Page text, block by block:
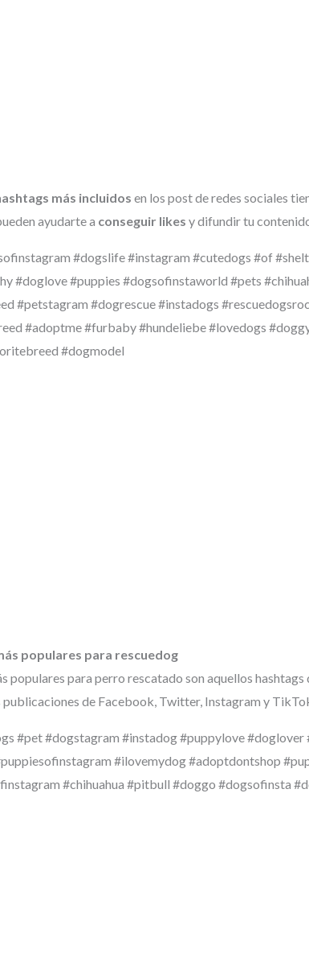
más incluidos en los post de redes sociales
ayudarte a conseguir likes y difundir tu
#dogslife #instagram #cutedogs #of
#doglove #puppies #dogsofinstaworld #pets
#petstagram #dogrescue #instadogs
#adoptme #furbaby #hundeliebe #lovedogs
#dogmodel
populares para rescuedog
populares para perro rescatado son aquellos hashtags
publicaciones de Facebook, Twitter, Instagram y
#pet #dogstagram #instadog #puppylove #doglover
#ilovemydog #adoptdontshop
#chihuahua #pitbull #doggo #dogsofinsta